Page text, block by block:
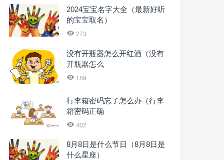
2024宝宝名字大全（最新好听
的宝宝取名）
273
没有开瓶器怎么开红酒（没有
开瓶器怎么
189
行李箱密码忘了怎么办（行李
箱密码正确
402
8月8日是什么节日（8月8日是
什么星座）